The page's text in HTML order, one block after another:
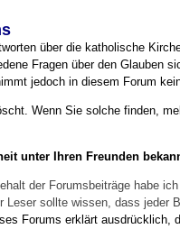
über die katholische
Fragen über den Glauben
jedoch in diesem Forum
Wenn Sie solche finden,
unter Ihren Freunden
der Forumsbeiträge habe
sollte wissen, dass jeder
Forums erklärt